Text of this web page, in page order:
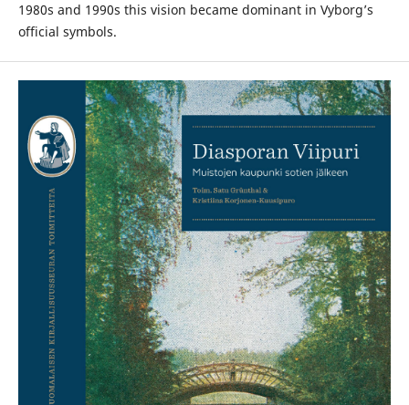
1980s and 1990s this vision became dominant in Vyborg’s
official symbols.